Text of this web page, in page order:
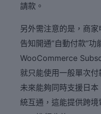
請款。
另外需注意的是，商
告知開通”自動付款”功
WooCommerce
就只能使用一般單次
未來能夠同時支援日
統互通，這能提供跨